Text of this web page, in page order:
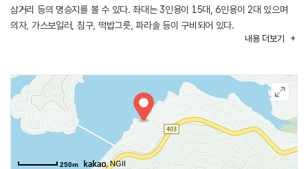
삼거리 등의 명승지를 볼 수 있다. 좌대는 3인용이 15대, 6인용이 2대 있으며
의자, 가스보일러, 침구, 떡밥그릇, 파라솔 등이 구비되어 있다.
내용 더보기
250m , NGII